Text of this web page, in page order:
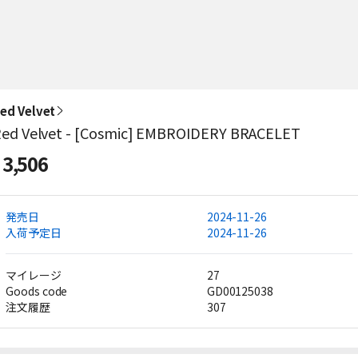
Velvet
Velvet - [Cosmic] EMBROIDERY BRACELET
3,506
発売日
2024-11-26
入荷予定日
2024-11-26
マイレージ
27
Goods code
GD00125038
注文履歴
307